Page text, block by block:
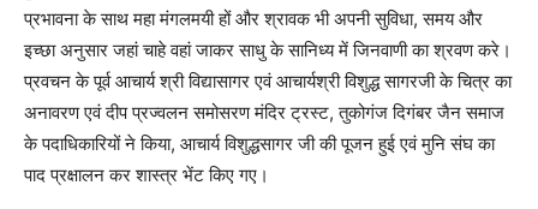
प्रभावना के साथ महा मंगलमयी हों और श्रावक भी अपनी सुविधा, समय और
इच्छा अनुसार जहां चाहे वहां जाकर साधु के सानिध्य में जिनवाणी का श्रवण करे।
प्रवचन के पूर्व आचार्य श्री विद्यासागर एवं आचार्यश्री विशुद्ध सागरजी के चित्र का
अनावरण एवं दीप प्रज्वलन समोसरण मंदिर ट्रस्ट, तुकोगंज दिगंबर जैन समाज
के पदाधिकारियों ने किया, आचार्य विशुद्धसागर जी की पूजन हुई एवं मुनि संघ का
पाद प्रक्षालन कर शास्त्र भेंट किए गए।